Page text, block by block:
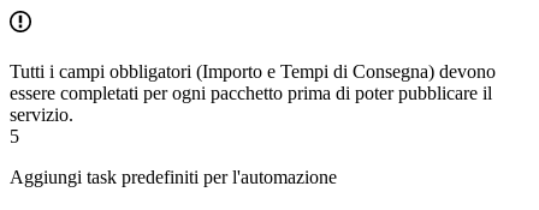
Tutti i campi obbligatori (Importo e Tempi di Consegna) devono
essere completati per ogni pacchetto prima di poter pubblicare il
servizio.
5
Aggiungi task predefiniti per l'automazione